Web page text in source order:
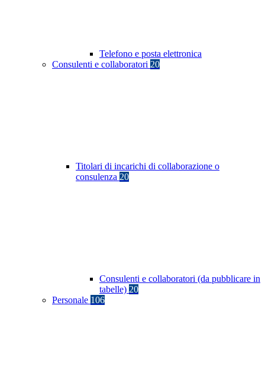
Telefono e posta elettronica
Consulenti e collaboratori 20
Titolari di incarichi di collaborazione o
consulenza 20
Consulenti e collaboratori (da pubblicare in
tabelle) 20
Personale 106